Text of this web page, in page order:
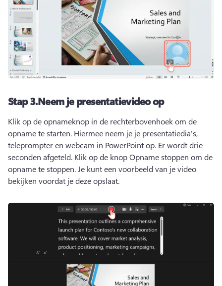
Stap 3.Neem je presentatievideo op
Klik op de opnameknop in de rechterbovenhoek om de
opname te starten. Hiermee neem je je presentatiedia's,
teleprompter en webcam in PowerPoint op. Er wordt drie
seconden afgeteld. Klik op de knop Opname stoppen om de
opname te stoppen. Je kunt een voorbeeld van je video
bekijken voordat je deze opslaat.